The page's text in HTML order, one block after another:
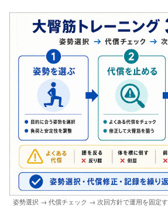
姿勢選択 → 代償チェック → 次回方針で運用を固定